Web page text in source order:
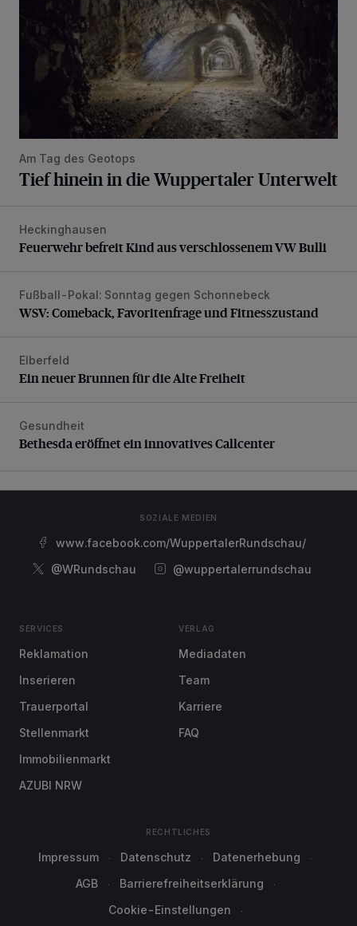
Am Tag des Geotops
Tief hinein in die Wuppertaler Unterwelt
Feuerwehr befreit Kind aus verschlossenem VW Bulli
Heckinghausen
Feuerwehr befreit Kind aus verschlossenem VW Bulli
WSV: Comeback, Favoritenfrage und Fitnesszustand
Fußball-Pokal: Sonntag gegen Schonnebeck
WSV: Comeback, Favoritenfrage und Fitnesszustand
Ein neuer Brunnen für die Alte Freiheit
Elberfeld
Ein neuer Brunnen für die Alte Freiheit
Bethesda eröffnet ein innovatives Callcenter
Gesundheit
Bethesda eröffnet ein innovatives Callcenter
SOZIALE MEDIEN
www.facebook.com/WuppertalerRundschau/
@WRundschau
@wuppertalerrundschau
SERVICES
Reklamation
Inserieren
Trauerportal
Stellenmarkt
Immobilienmarkt
AZUBI NRW
VERLAG
Mediadaten
Team
Karriere
FAQ
RECHTLICHES
Impressum Datenschutz
Datenerhebung
AGB
Barrierefreiheitserklärung
Cookie-Einstellungen